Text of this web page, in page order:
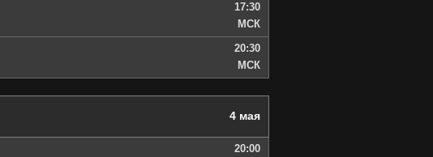
17:30
МСК
20:30
МСК
4 мая
20:00